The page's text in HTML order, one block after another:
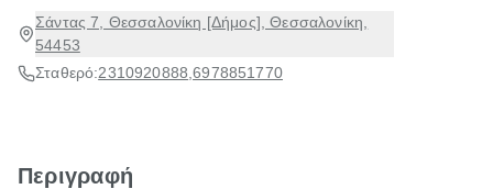
Σάντας 7, Θεσσαλονίκη [Δήμος], Θεσσαλονίκη,
54453
Σταθερό:2310920888 ,6978851770
Περιγραφή